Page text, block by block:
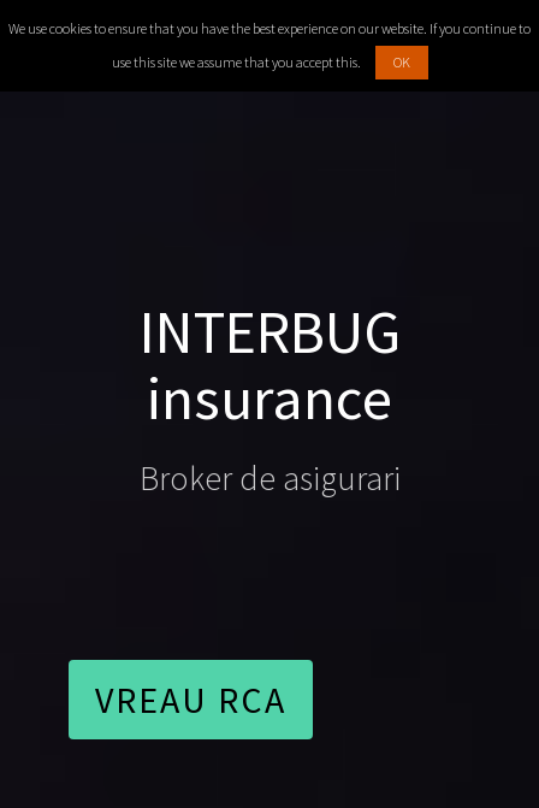
INTERBUG
INTERBUG
insurance
Broker de asigurari
VREAU RCA
We use cookies to ensure that you have the best experience on our website. If you continue to
use this site we assume that you accept this.
OK